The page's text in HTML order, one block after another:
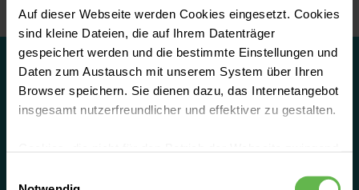
Auf dieser Webseite werden Cookies eingesetzt. Cookies
sind kleine Dateien, die auf Ihrem Datenträger
gespeichert werden und die bestimmte Einstellungen und
Daten zum Austausch mit unserem System über Ihren
Browser speichern. Sie dienen dazu, das Internetangebot
insgesamt nutzerfreundlicher und effektiver zu gestalten.
eingesetzt werden.